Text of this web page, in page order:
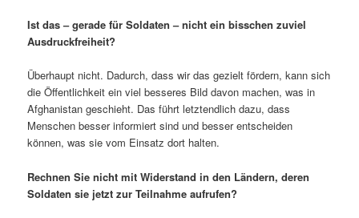
Ist das – gerade für Soldaten – nicht ein bisschen zuviel
Ausdruckfreiheit?
Überhaupt nicht. Dadurch, dass wir das gezielt fördern, kann sich
die Öffentlichkeit ein viel besseres Bild davon machen, was in
Afghanistan geschieht. Das führt letztendlich dazu, dass
Menschen besser informiert sind und besser entscheiden
können, was sie vom Einsatz dort halten.
Rechnen Sie nicht mit Widerstand in den Ländern, deren
Soldaten sie jetzt zur Teilnahme aufrufen?